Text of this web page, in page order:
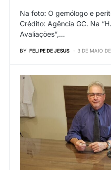
Na foto: O gemólogo e
Crédito: Agência GC. Na
Avaliações”,…
BY FELIPE DE JESUS 3 DE MAIO